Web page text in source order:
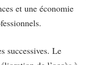
et une économie
successives. Le